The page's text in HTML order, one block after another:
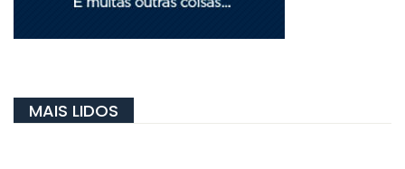
MAIS LIDOS